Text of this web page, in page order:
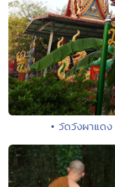
• วัดวังผาแด